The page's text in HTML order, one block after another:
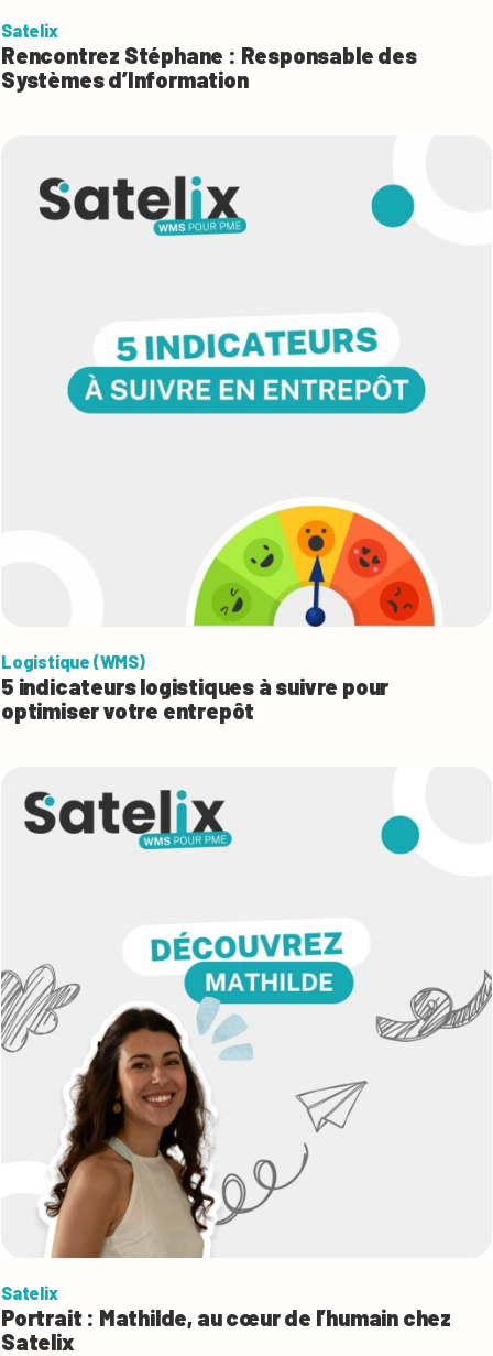
Satelix
Rencontrez Stéphane : Responsable des
Systèmes d’Information
Logistique (WMS)
5 indicateurs logistiques à suivre pour
optimiser votre entrepôt
Satelix
Portrait : Mathilde, au cœur de l’humain chez
Satelix